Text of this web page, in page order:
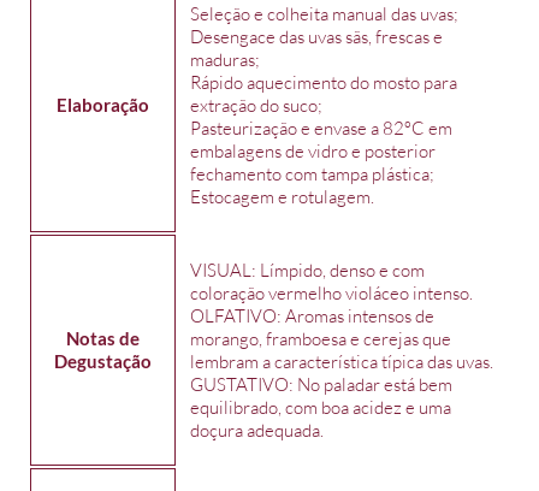
Elaboração
Seleção e colheita manual das uvas;
Desengace das uvas sãs, frescas e
maduras;
Rápido aquecimento do mosto para
extração do suco;
Pasteurização e envase a 82ºC em
embalagens de vidro e posterior
fechamento com tampa plástica;
Estocagem e rotulagem.
Notas de
Degustação
VISUAL: Límpido, denso e com
coloração vermelho violáceo intenso.
OLFATIVO: Aromas intensos de
morango, framboesa e cerejas que
lembram a característica típica das uvas.
GUSTATIVO: No paladar está bem
equilibrado, com boa acidez e uma
doçura adequada.